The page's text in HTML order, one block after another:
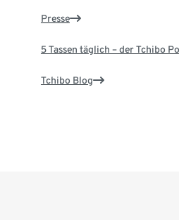
Presse
5 Tassen täglich – der Tchibo
Tchibo Blog